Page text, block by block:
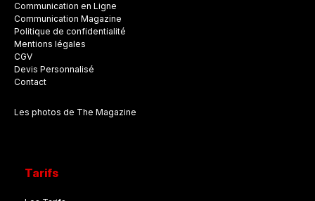
Communication en Ligne
Communication Magazine
Politique de confidentialité
Mentions légales
CGV
Devis Personnalisé
Contact
Les photos de The Magazine
Tarifs